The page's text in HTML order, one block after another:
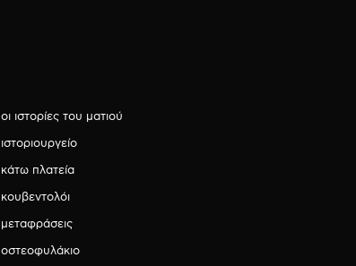
οι ιστορίες του ματιού
ιστοριουργείο
κάτω πλατεία
κουβεντολόι
μεταφράσεις
οστεοφυλάκιο